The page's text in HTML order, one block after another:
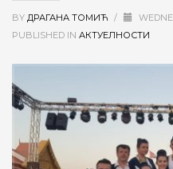
BY ДРАГАНА ТОМИЋ /
PUBLISHED IN АКТУЕЛНОСТИ